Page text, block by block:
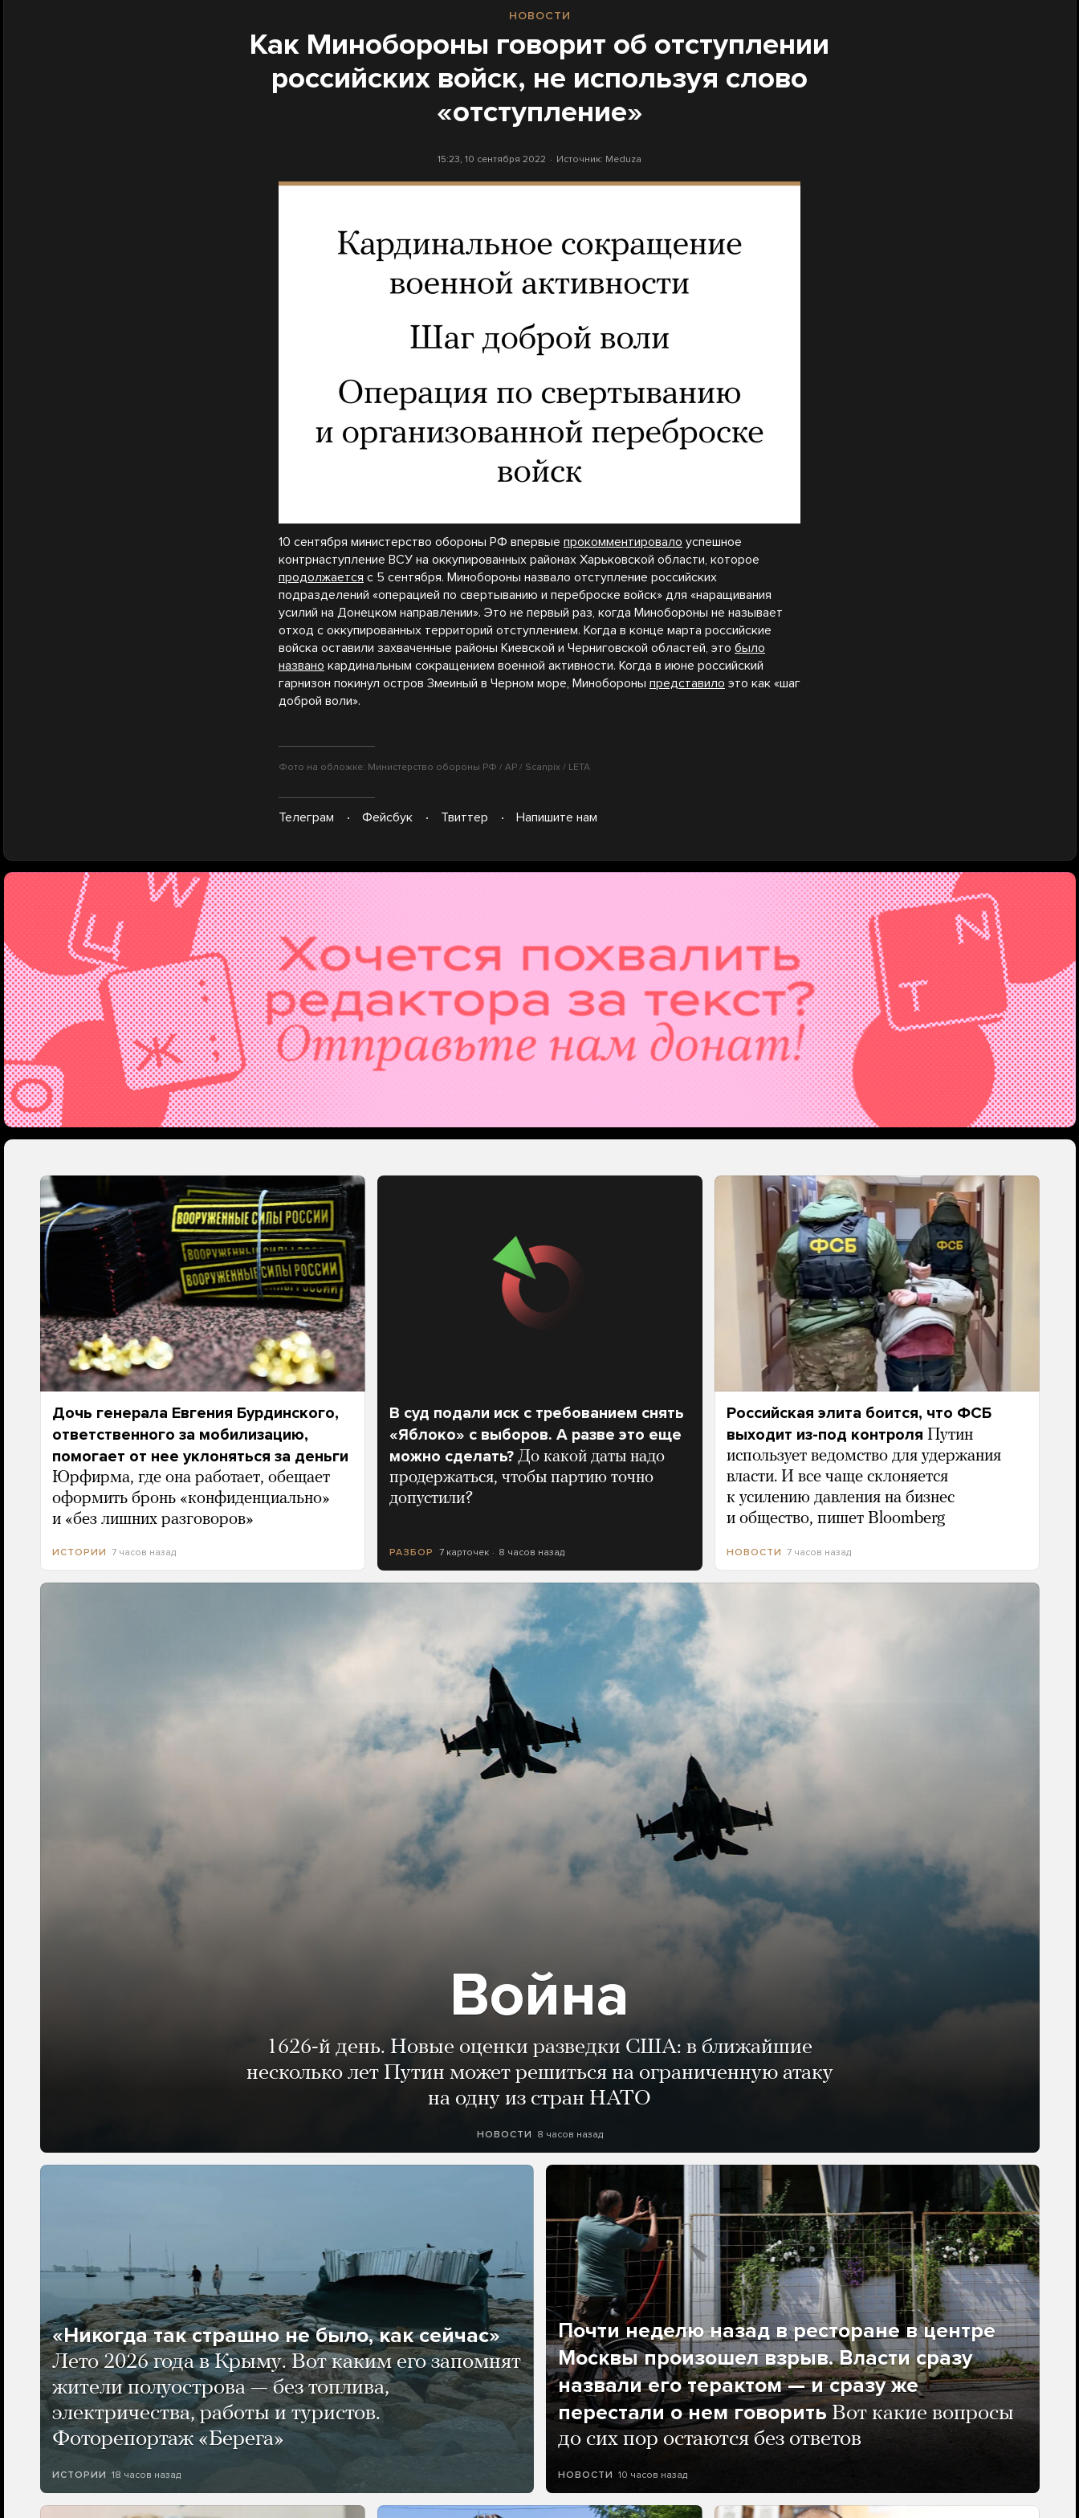
НОВОСТИ
Как Минобороны говорит об отступлении
российских войск, не используя слово
«отступление»
15:23, 10 сентября 2022 Источник: Meduza
10 сентября министерство обороны РФ впервые прокомментировало успешное
контрнаступление ВСУ на оккупированных районах Харьковской области, которое
продолжается с 5 сентября. Минобороны назвало отступление российских
подразделений «операцией по свертыванию и переброске войск» для «наращивания
усилий на Донецком направлении». Это не первый раз, когда Минобороны не называет
отход с оккупированных территорий отступлением. Когда в конце марта российские
войска оставили захваченные районы Киевской и Черниговской областей, это было
названо кардинальным сокращением военной активности. Когда в июне российский
гарнизон покинул остров Змеиный в Черном море, Минобороны представило это как «шаг
доброй воли».
Фото на обложке: Министерство обороны РФ / AP / Scanpix / LETA
Телеграм Фейсбук Твиттер Напишите нам
Дочь генерала Евгения Бурдинского,
ответственного за мобилизацию,
помогает от нее уклоняться за деньги
Юрфирма, где она работает, обещает
оформить бронь «конфиденциально»
и «без лишних разговоров»
ИСТОРИИ 7 часов назад
В суд подали иск с требованием снять
«Яблоко» с выборов. А разве это еще
можно сделать? До какой даты надо
продержаться, чтобы партию точно
допустили?
РАЗБОР 7 карточек 8 часов назад
Российская элита боится, что ФСБ
выходит из-под контроля Путин
использует ведомство для удержания
власти. И все чаще склоняется
к усилению давления на бизнес
и общество, пишет Bloomberg
НОВОСТИ 7 часов назад
Война
1626-й день. Новые оценки разведки США: в ближайшие
несколько лет Путин может решиться на ограниченную атаку
на одну из стран НАТО
НОВОСТИ 8 часов назад
«Никогда так страшно не было, как сейчас»
Лето 2026 года в Крыму. Вот каким его запомнят
жители полуострова — без топлива,
электричества, работы и туристов.
Фоторепортаж «Берега»
ИСТОРИИ 18 часов назад
Почти неделю назад в ресторане в центре
Москвы произошел взрыв. Власти сразу
назвали его терактом — и сразу же
перестали о нем говорить Вот какие вопросы
до сих пор остаются без ответов
НОВОСТИ 10 часов назад